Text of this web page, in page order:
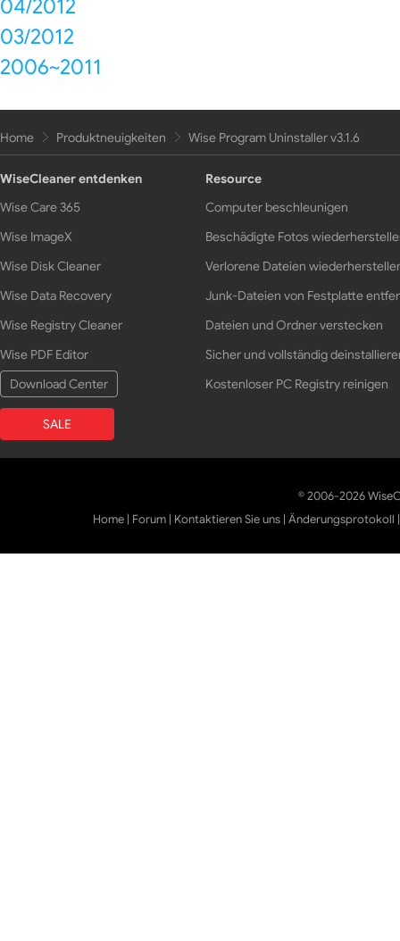
04/2012
03/2012
2006~2011
Home Produktneuigkeiten Wise Program Uninstaller v3.1.6
WiseCleaner entdenken
Wise Care 365
Wise ImageX
Wise Disk Cleaner
Wise Data Recovery
Wise Registry Cleaner
Wise PDF Editor
Download Center
SALE
Resource
Computer beschleunigen
Beschädigte Fotos
Verlorene Dateien
Junk-Dateien von Festplatte
Dateien und Ordner verstecken
Sicher und vollständig
Kostenloser PC Registry reinigen
© 2006-2026
Home | Forum | Kontaktieren Sie uns |Änderungsprotokoll